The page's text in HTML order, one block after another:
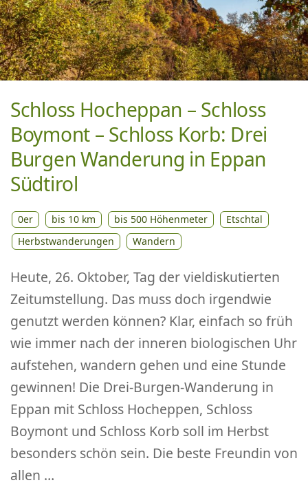
Schloss Hocheppan – Schloss
Boymont – Schloss Korb: Drei
Burgen Wanderung in Eppan
Südtirol
0er bis 10 km bis 500 Höhenmeter
Etschtal
Herbstwanderungen
Wandern
Heute, 26. Oktober, Tag der vieldiskutierten
Zeitumstellung. Das muss doch irgendwie
genutzt werden können? Klar, einfach so früh
wie immer nach der inneren biologischen Uhr
aufstehen, wandern gehen und eine Stunde
gewinnen! Die Drei-Burgen-Wanderung in
Eppan mit Schloss Hocheppen, Schloss
Boymont und Schloss Korb soll im Herbst
besonders schön sein. Die beste Freundin von
allen …